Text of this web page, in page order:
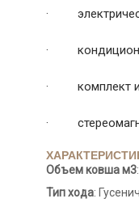
·
·
· комплект
·
Объем ковша м3
Тип хода: